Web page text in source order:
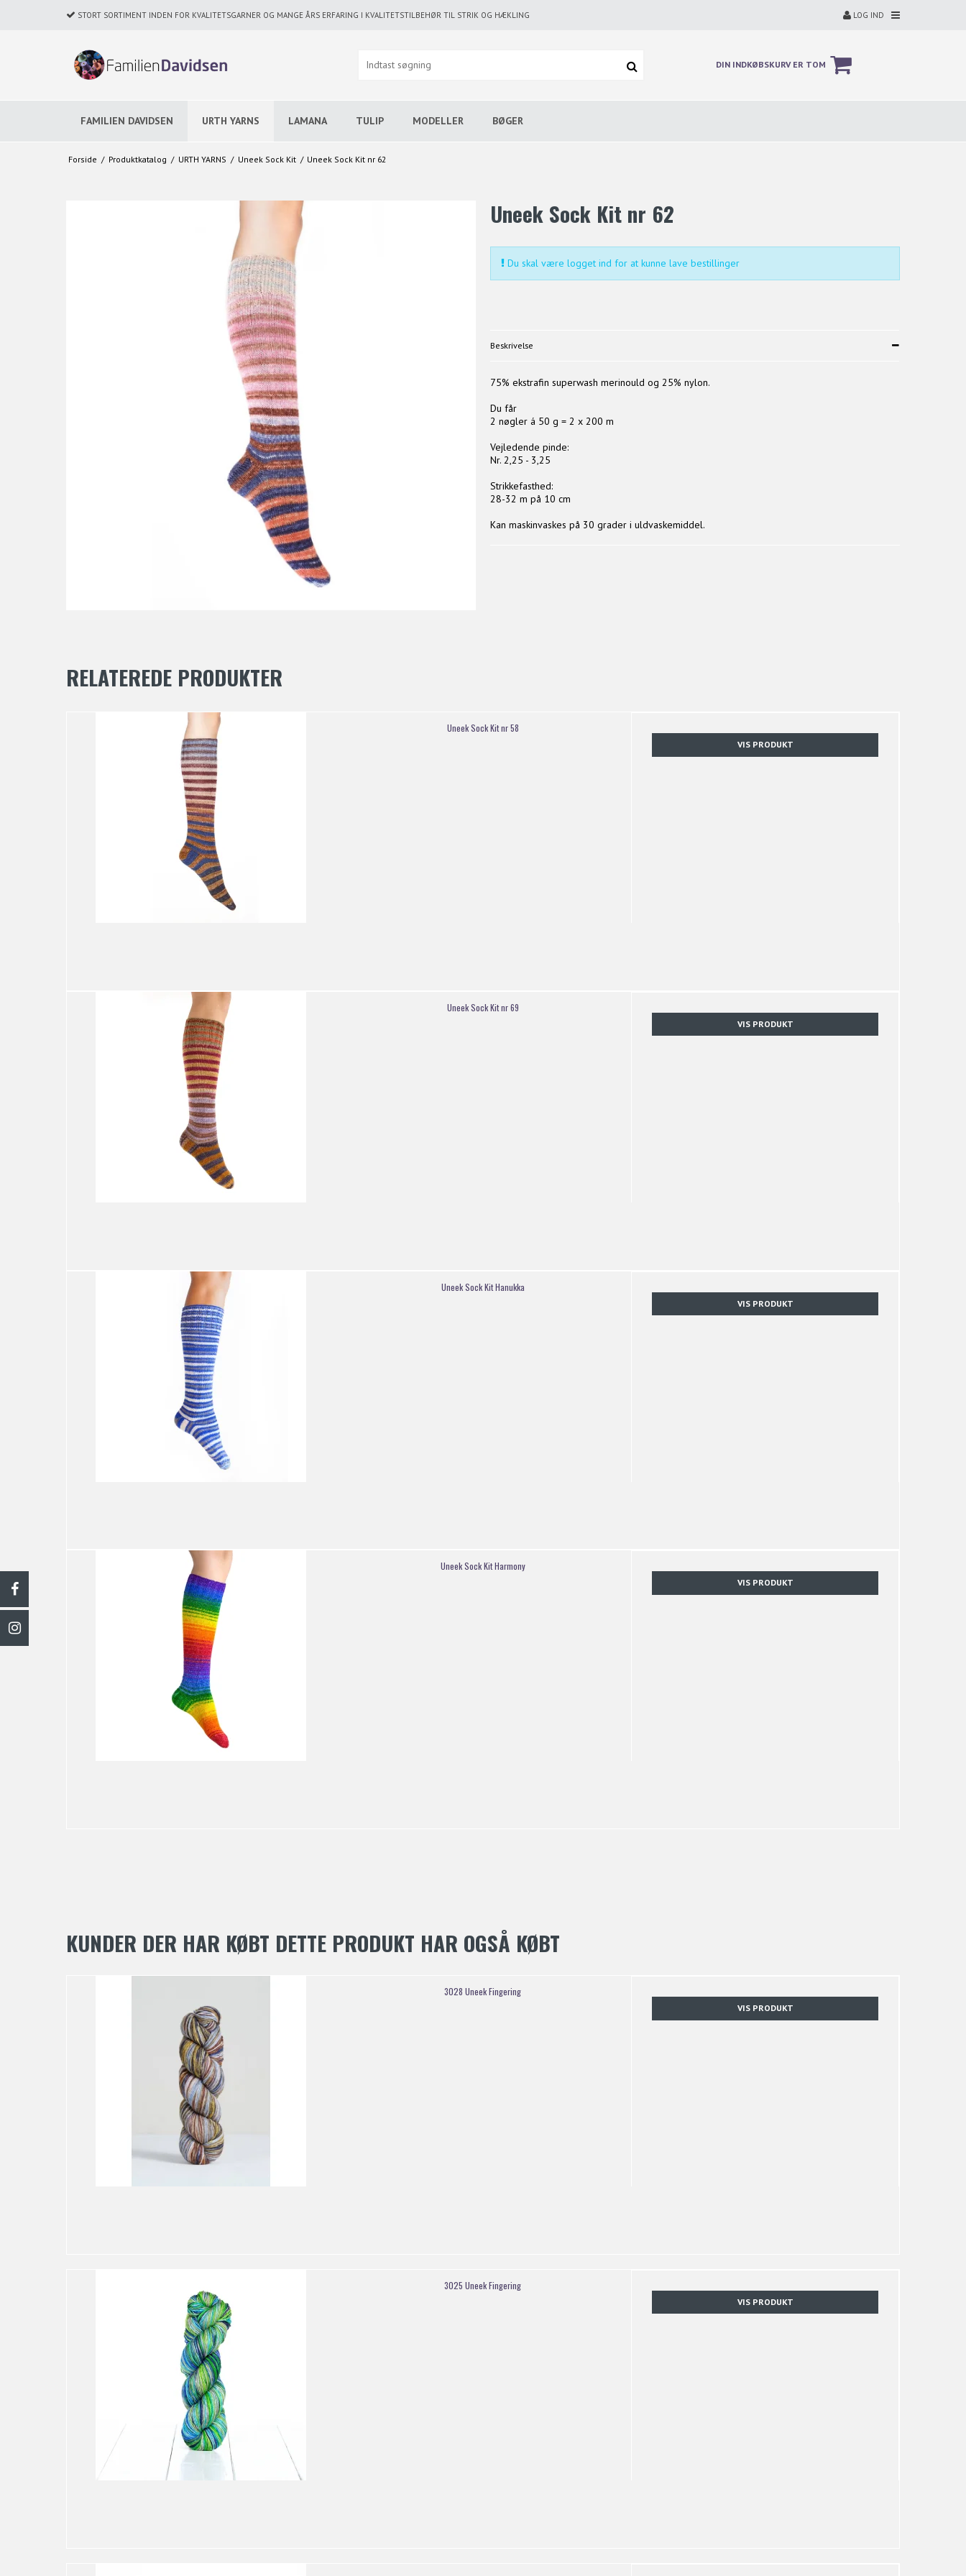
STORT SORTIMENT INDEN FOR KVALITETSGARNER OG MANGE ÅRS ERFARING I KVALITETSTILBEHØR TIL STRIK OG HÆKLING LOG IND
DIN INDKØBSKURV ER TOM
FAMILIEN DAVIDSEN URTH YARNS LAMANA TULIP MODELLER BØGER
Forside / Produktkatalog / URTH YARNS / Uneek Sock Kit / Uneek Sock Kit nr 62
Uneek Sock Kit nr 62
Du skal være logget ind for at kunne lave bestillinger
Beskrivelse
75% ekstrafin superwash merinould og 25% nylon.
Du får
2 nøgler á 50 g = 2 x 200 m
Vejledende pinde:
Nr. 2,25 - 3,25
Strikkefasthed:
28-32 m på 10 cm
Kan maskinvaskes på 30 grader i uldvaskemiddel.
RELATEREDE PRODUKTER
Uneek Sock Kit nr 58
VIS PRODUKT
Uneek Sock Kit nr 69
VIS PRODUKT
Uneek Sock Kit Hanukka
VIS PRODUKT
Uneek Sock Kit Harmony
VIS PRODUKT
KUNDER DER HAR KØBT DETTE PRODUKT HAR OGSÅ KØBT
3028 Uneek Fingering
VIS PRODUKT
3025 Uneek Fingering
VIS PRODUKT